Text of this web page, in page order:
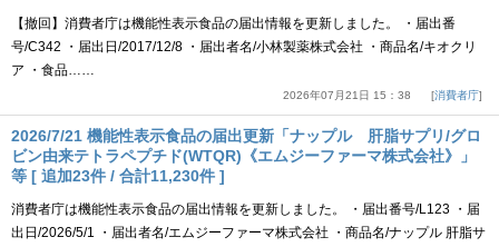
【撤回】消費者庁は機能性表示食品の届出情報を更新しました。 ・届出番
号/C342 ・届出日/2017/12/8 ・届出者名/小林製薬株式会社 ・商品名/キオクリ
ア ・食品……
2026年07月21日 15：38 消費者庁
2026/7/21 機能性表示食品の届出更新「ナップル 肝脂サプリ/グロ
ビン由来テトラペプチド(WTQR)《エムジーファーマ株式会社》」
等 [ 追加23件 / 合計11,230件 ]
消費者庁は機能性表示食品の届出情報を更新しました。 ・届出番号/L123 ・届
出日/2026/5/1 ・届出者名/エムジーファーマ株式会社 ・商品名/ナップル 肝脂サ